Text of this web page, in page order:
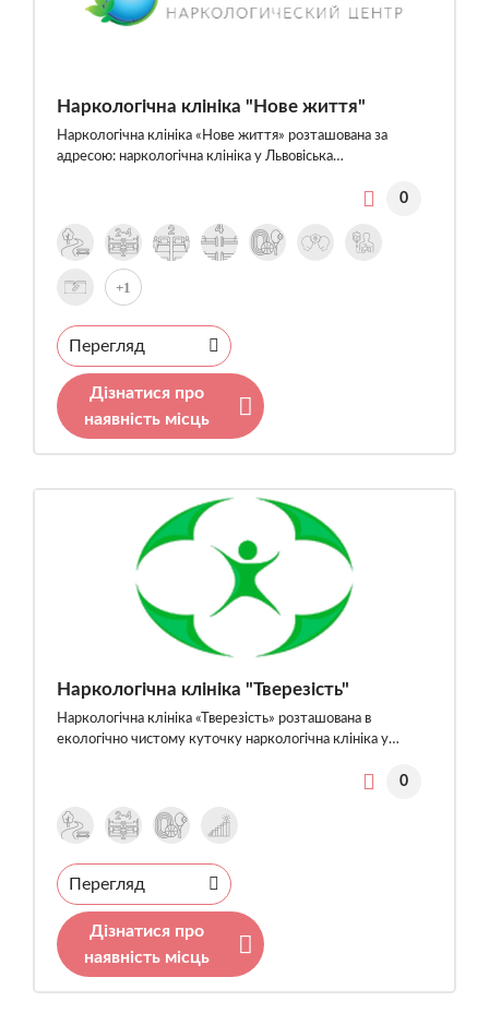
Наркологічна клініка "Нове життя"
Наркологічна клініка «Нове життя» розташована за
адресою: наркологічна клініка у Львовіська…
0
+1
Перегляд
Дізнатися про
наявність місць
Наркологічна клініка "Тверезість"
Наркологічна клініка «Тверезість» розташована в
екологічно чистому куточку наркологічна клініка у…
0
Перегляд
Дізнатися про
наявність місць